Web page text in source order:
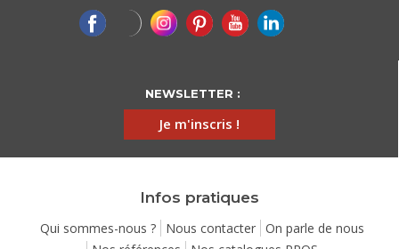
NEWSLETTER :
Je m'inscris !
Infos pratiques
Qui sommes-nous ? Nous contacter
On parle de nous